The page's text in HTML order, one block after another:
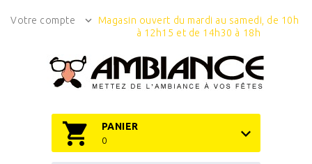
Votre compte
Magasin ouvert du mardi au samedi, de 10h
à 12h15 et de 14h30 à 18h
PANIER
0